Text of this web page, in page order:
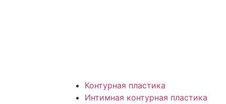
Контурная пластика
Интимная контурная пластика